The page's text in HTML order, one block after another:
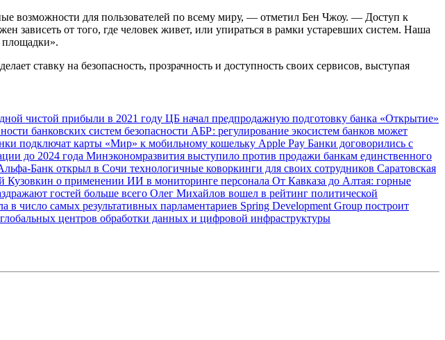
возможности для пользователей по всему миру, — отметил Бен Чжоу. — Доступ к
от того, где человек живет, или упираться в рамки устаревших систем. Наша
ставку на безопасность, прозрачность и доступность своих сервисов, выступая
чистой прибыли в 2021 году ЦБ начал предпродажную подготовку банка «Открытие»
банковских систем безопасности АБР: регулирование экосистем банков может
подключат карты «Мир» к мобильному кошельку Apple Pay Банки договорились с
до 2024 года Минэкономразвития выступило против продажи банкам единственного
Банк открыл в Сочи технологичные коворкинги для своих сотрудников Саратовская
Кузовкин о применении ИИ в мониторинге персонала От Кавказа до Алтая: горные
гостей больше всего Олег Михайлов вошел в рейтинг политической
число самых результативных парламентариев Spring Development Group построит
центров обработки данных и цифровой инфраструктуры